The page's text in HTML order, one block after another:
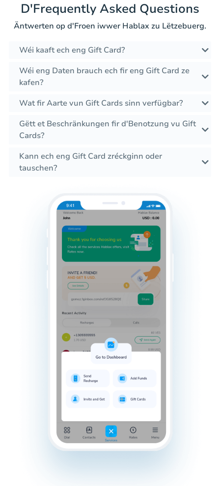
D'Frequently Asked Questions
Äntwerten op d'Froen iwwer Hablax zu Lëtzebuerg.
Wéi kaaft ech eng Gift Card?
Wéi eng Daten brauch ech fir eng Gift Card ze
kafen?
Wat fir Aarte vun Gift Cards sinn verfügbar?
Gëtt et Beschränkungen fir d'Benotzung vu Gift
Cards?
Kann ech eng Gift Card zréckginn oder
tauschen?